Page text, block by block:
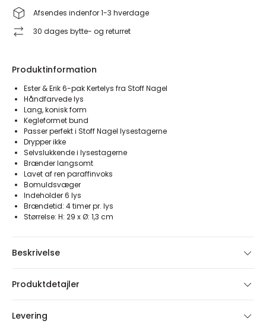
Afsendes indenfor 1-3 hverdage
30 dages bytte- og returret
Produktinformation
Ester & Erik 6-pak Kertelys fra Stoff Nagel
Håndfarvede lys
Lang, konisk form
Kegleformet bund
Passer perfekt i Stoff Nagel lysestagerne
Drypper ikke
Selvslukkende i lysestagerne
Brænder langsomt
Lavet af ren paraffinvoks
Bomuldsvæger
Indeholder 6 lys
Brændetid: 4 timer pr. lys
Størrelse: H: 29 x Ø: 1,3 cm
Beskrivelse
Produktdetajler
Levering